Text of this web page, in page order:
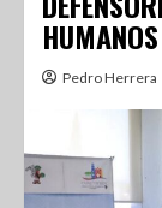
Pedro Herrera